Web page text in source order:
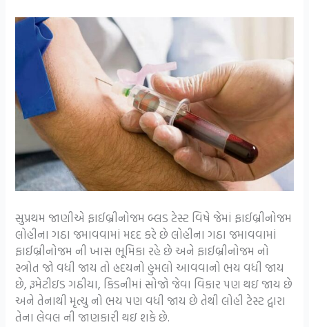
સુપ્રથમ જાણીએ ફાઈબ્રીનોજમ બ્લડ ટેસ્ટ વિષે જેમાં ફાઈબ્રીનોજમ
લોહીના ગઠા જમાવવામાં મદદ કરે છે લોહીના ગઠા જમાવવામાં
ફાઈબ્રીનોજમ ની ખાસ ભૂમિકા રહે છે અને ફાઈબ્રીનોજમ નો
સ્ત્રોત જો વધી જાય તો હ્રદયનો હુમલો આવવાનો ભય વધી જાય
છે, રૂમેટીઇડ ગઠીયા, કિડનીમાં સોજો જેવા વિકાર પણ થઇ જાય છે
અને તેનાથી મૃત્યુ નો ભય પણ વધી જાય છે તેથી લોહી ટેસ્ટ દ્વારા
તેના લેવલ ની જાણકારી થઇ શકે છે.